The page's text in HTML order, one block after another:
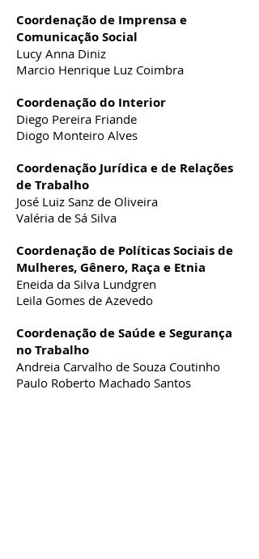
Coordenação de Imprensa e
Comunicação Social
Lucy Anna Diniz
Marcio Henrique Luz Coimbra
Coordenação do Interior
Diego Pereira Friande
Diogo Monteiro Alves
Coordenação Jurídica e de Relações
de Trabalho
José Luiz Sanz de Oliveira
Valéria de Sá Silva
Coordenação de Políticas Sociais de
Mulheres, Gênero, Raça e Etnia
Eneida da Silva Lundgren
Leila Gomes de Azevedo
Coordenação de Saúde e Segurança
no Trabalho
Andreia Carvalho de Souza Coutinho
Paulo Roberto Machado Santos